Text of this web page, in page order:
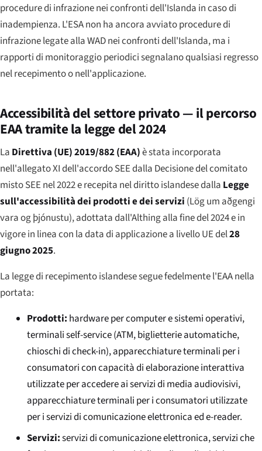
procedure di infrazione nei confronti dell'Islanda in caso di
inadempienza. L'ESA non ha ancora avviato procedure di
infrazione legate alla WAD nei confronti dell'Islanda, ma i
rapporti di monitoraggio periodici segnalano qualsiasi regresso
nel recepimento o nell'applicazione.
Accessibilità del settore privato — il percorso
EAA tramite la legge del 2024
La Direttiva (UE) 2019/882 (EAA)è stata incorporata
nell'allegato XI dell'accordo SEE dalla Decisione del comitato
misto SEE nel 2022 e recepita nel diritto islandese dalla Legge
sull'accessibilità dei prodotti e dei servizi (Lög um aðgengi
vara og þjónustu), adottata dall'Althing alla fine del 2024 e in
vigore in linea con la data di applicazione a livello UE del28
giugno 2025.
La legge di recepimento islandese segue fedelmente l'EAA nella
portata:
Prodotti: hardware per computer e sistemi operativi,
terminali self-service (ATM, biglietterie automatiche,
chioschi di check-in), apparecchiature terminali per i
consumatori con capacità di elaborazione interattiva
utilizzate per accedere ai servizi di media audiovisivi,
apparecchiature terminali per i consumatori utilizzate
per i servizi di comunicazione elettronica ed e-reader.
Servizi:servizi di comunicazione elettronica, servizi che